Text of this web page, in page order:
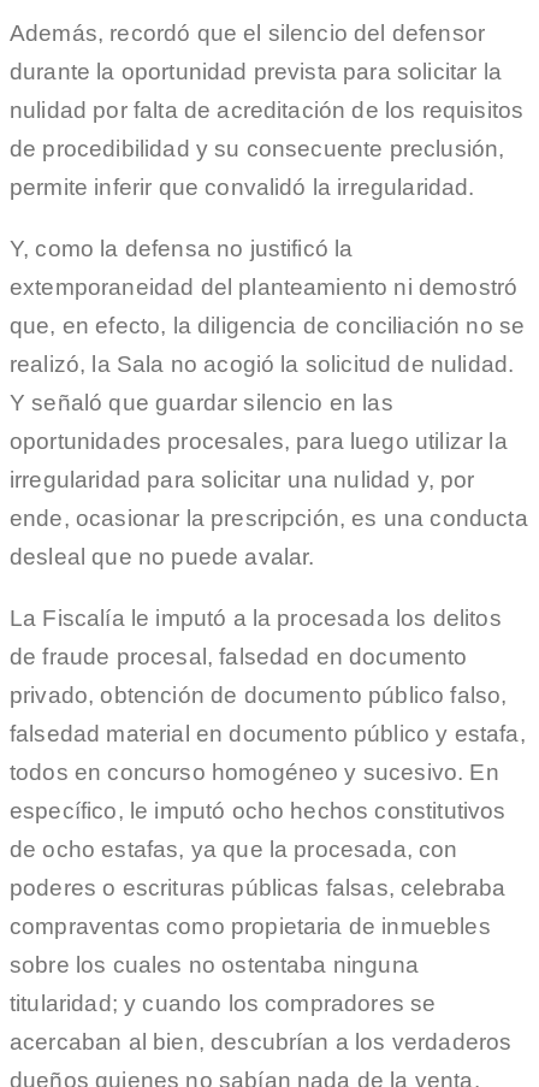
Además, recordó que el silencio del defensor
durante la oportunidad prevista para solicitar la
nulidad por falta de acreditación de los requisitos
de procedibilidad y su consecuente preclusión,
permite inferir que convalidó la irregularidad.
Y, como la defensa no justificó la
extemporaneidad del planteamiento ni demostró
que, en efecto, la diligencia de conciliación no se
realizó, la Sala no acogió la solicitud de nulidad.
Y señaló que guardar silencio en las
oportunidades procesales, para luego utilizar la
irregularidad para solicitar una nulidad y, por
ende, ocasionar la prescripción, es una conducta
desleal que no puede avalar.
La Fiscalía le imputó a la procesada los delitos
de fraude procesal, falsedad en documento
privado, obtención de documento público falso,
falsedad material en documento público y estafa,
todos en concurso homogéneo y sucesivo. En
específico, le imputó ocho hechos constitutivos
de ocho estafas, ya que la procesada, con
poderes o escrituras públicas falsas, celebraba
compraventas como propietaria de inmuebles
sobre los cuales no ostentaba ninguna
titularidad; y cuando los compradores se
acercaban al bien, descubrían a los verdaderos
dueños quienes no sabían nada de la venta.